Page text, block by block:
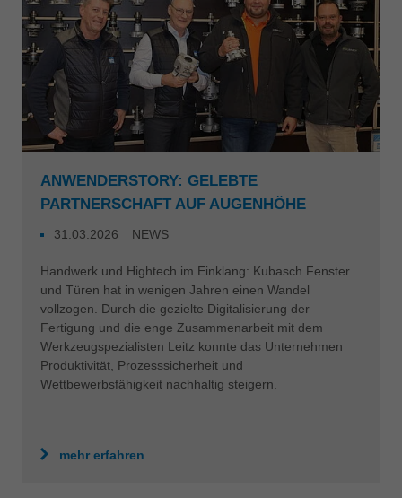
ANWENDERSTORY: GELEBTE
PARTNERSCHAFT AUF AUGENHÖHE
31.03.2026 NEWS
Handwerk und Hightech im Einklang: Kubasch Fenster
und Türen hat in wenigen Jahren einen Wandel
vollzogen. Durch die gezielte Digitalisierung der
Fertigung und die enge Zusammenarbeit mit dem
Werkzeugspezialisten Leitz konnte das Unternehmen
Produktivität, Prozesssicherheit und
Wettbewerbsfähigkeit nachhaltig steigern.
mehr erfahren